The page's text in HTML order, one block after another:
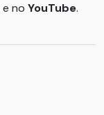
e no YouTube.